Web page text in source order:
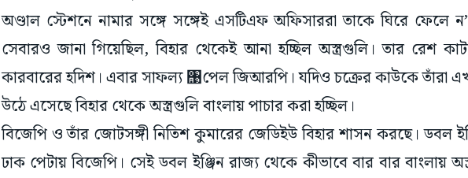
অণ্ডাল স্টেশনে নামার সঙ্গে সঙ্গেই এসটিএফ অফিসাররা তাকে ঘিরে ফেলে
সেবারও জানা গিয়েছিল, বিহার থেকেই আনা হচ্ছিল অস্ত্রগুলি। তার রেশ
কারবারের হদিশ। এবার সাফল্য‌ ঩পেল জিআরপি। যদিও চক্রের কাউকে তাঁরা
উঠে এসেছে বিহার থেকে অস্ত্রগুলি বাংলায় পাচার করা হচ্ছিল।
বিজেপি ও তাঁর জোটসঙ্গী নিতিশ কুমারের জেডিইউ বিহার শাসন করছে। ডবল
ঢাক পেটায় বিজেপি। সেই ডবল ইঞ্জিন রাজ্য থেকে কীভাবে বার বার বাংলায়